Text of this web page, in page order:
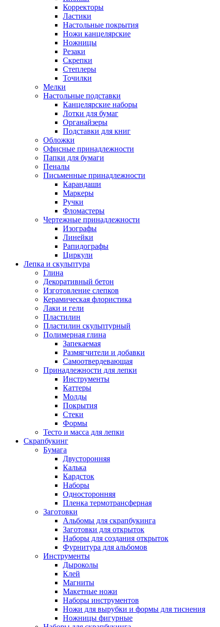
Корректоры
Ластики
Настольные покрытия
Ножи канцелярские
Ножницы
Резаки
Скрепки
Степлеры
Точилки
Мелки
Настольные подставки
Канцелярские наборы
Лотки для бумаг
Органайзеры
Подставки для книг
Обложки
Офисные принадлежности
Папки для бумаги
Пеналы
Письменные принадлежности
Карандаши
Маркеры
Ручки
Фломастеры
Чертежные принадлежности
Изографы
Линейки
Рапидографы
Циркули
Лепка и скульптура
Глина
Декоративный бетон
Изготовление слепков
Керамическая флористика
Лаки и гели
Пластилин
Пластилин скульптурный
Полимерная глина
Запекаемая
Размягчители и добавки
Самоотвердевающая
Принадлежности для лепки
Инструменты
Каттеры
Молды
Покрытия
Стеки
Формы
Тесто и масса для лепки
Скрапбукинг
Бумага
Двусторонняя
Калька
Кардсток
Наборы
Односторонняя
Пленка термотрансферная
Заготовки
Альбомы для скрапбукинга
Заготовки для открыток
Наборы для создания открыток
Фурнитура для альбомов
Инструменты
Дыроколы
Клей
Магниты
Макетные ножи
Наборы инструментов
Ножи для вырубки и формы для тиснения
Ножницы фигурные